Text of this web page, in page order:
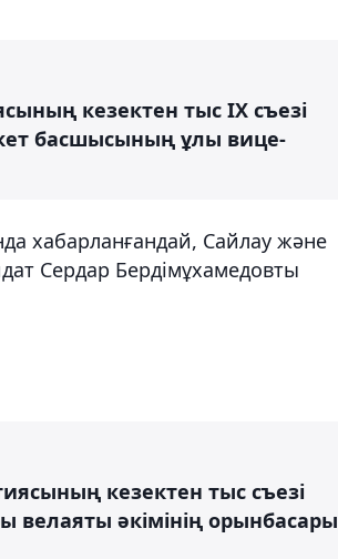
кезектен тыс IX съезі
басшысының ұлы вице-
хабарланғандай, Сайлау және
Сердар Бердімұхамедовты
кезектен тыс съезі
велаяты әкімінің орынбасары